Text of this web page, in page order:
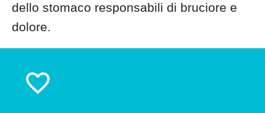
dello stomaco responsabili di bruciore e
dolore.